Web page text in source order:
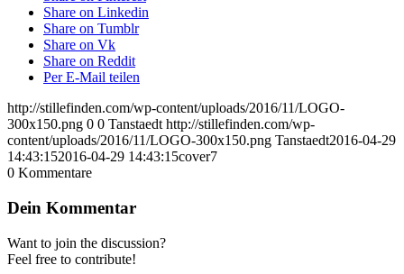
Share on Linkedin
Share on Tumblr
Share on Vk
Share on Reddit
Per E-Mail teilen
http://stillefinden.com/wp-content/uploads/2016/11/LOGO-
300x150.png 0 0 Tanstaedt http://stillefinden.com/wp-
content/uploads/2016/11/LOGO-300x150.png Tanstaedt2016-04-29
14:43:152016-04-29 14:43:15cover7
0 Kommentare
Dein Kommentar
Want to join the discussion?
Feel free to contribute!